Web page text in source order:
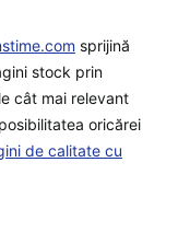
sprijină
stock prin
cât mai relevant
oricărei
de calitate cu